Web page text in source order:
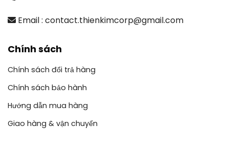
Email : contact.thienkimcorp@gmail.com
Chính sách
Chính sách đổi trả hàng
Chính sách bảo hành
Hướng dẫn mua hàng
Giao hàng & vận chuyển